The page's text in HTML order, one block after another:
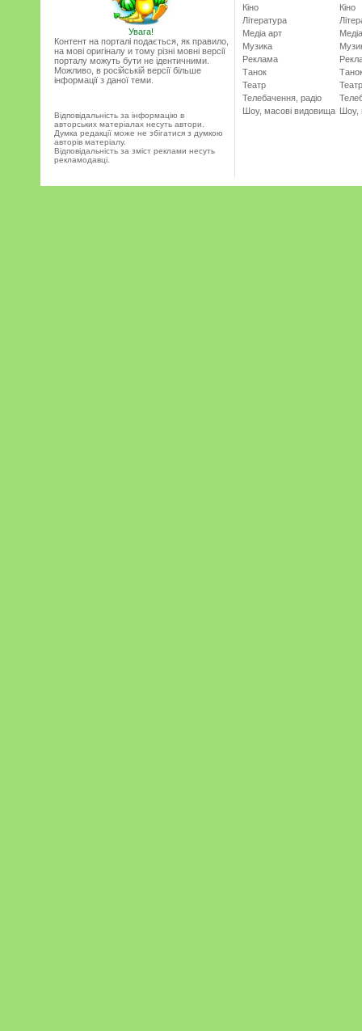
Увага!
Контент на порталі подається, як правило,
на мові оригіналу и тому різні мовні версії
порталу можуть бути не ідентичними.
Можливо, в російській версії більше
інформації з даної теми.
Відповідальність за інформацію в
авторських матеріалах несуть автори.
Думка редакції може не збігатися з думкою
авторів матеріалу.
Відповідальність за зміст реклами несуть
рекламодавці.
Кіно
Література
Медіа арт
Музика
Реклама
Танок
Театр
Телебачення, радіо
Шоу, масові видовища
Кіно
Театр
Шоу,